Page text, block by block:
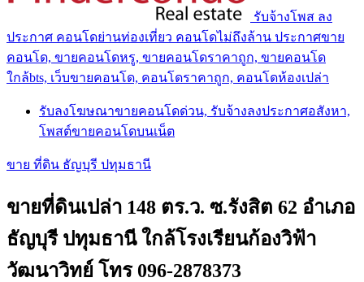
รับจ้างโพส ลง
ประกาศ คอนโดย่านท่องเที่ยว คอนโดไม่ถึงล้าน ประกาศขาย
คอนโด, ขายคอนโดหรู, ขายคอนโดราคาถูก, ขายคอนโด
ใกล้bts, เว็บขายคอนโด, คอนโดราคาถูก, คอนโดห้องเปล่า
รับลงโฆษณาขายคอนโดด่วน, รับจ้างลงประกาศอสังหา,
โพสต์ขายคอนโดบนเน็ต
ขาย ที่ดิน ธัญบุรี ปทุมธานี
ขายที่ดินเปล่า 148 ตร.ว. ซ.รังสิต 62 อำเภอ
ธัญบุรี ปทุมธานี ใกล้โรงเรียนก้องวิฟ้า
วัฒนาวิทย์ โทร 096-2878373